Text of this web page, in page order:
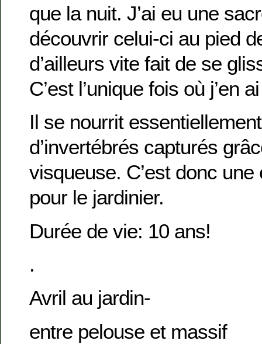
que la nuit. J’ai eu une
découvrir celui-ci au pied
d’ailleurs vite fait de se
C’est l’unique fois où j’en
Il se nourrit
d’invertébrés capturés
visqueuse. C’est donc
pour le jardinier.
Durée de vie: 10 ans!
.
Avril au jardin-
entre pelouse et massif